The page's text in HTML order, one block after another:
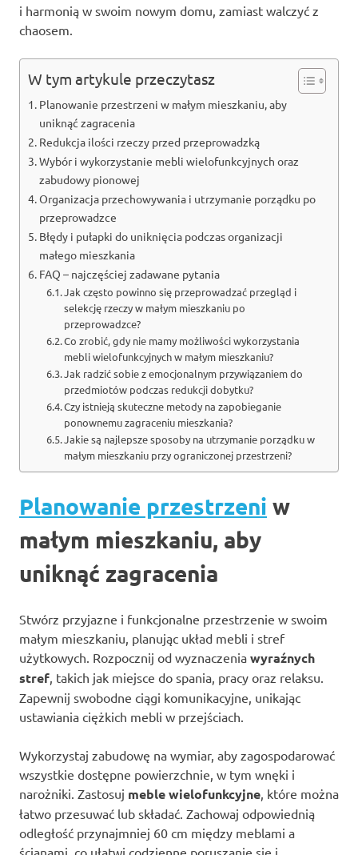
i harmonią w swoim nowym domu, zamiast walczyć z
chaosem.
W tym artykule przeczytasz
Planowanie przestrzeni w małym mieszkaniu, aby
uniknąć zagracenia
Redukcja ilości rzeczy przed przeprowadzką
Wybór i wykorzystanie mebli wielofunkcyjnych oraz
zabudowy pionowej
Organizacja przechowywania i utrzymanie porządku po
przeprowadzce
Błędy i pułapki do uniknięcia podczas organizacji
małego mieszkania
FAQ – najczęściej zadawane pytania
Jak często powinno się przeprowadzać przegląd i
selekcję rzeczy w małym mieszkaniu po
przeprowadzce?
Co zrobić, gdy nie mamy możliwości wykorzystania
mebli wielofunkcyjnych w małym mieszkaniu?
Jak radzić sobie z emocjonalnym przywiązaniem do
przedmiotów podczas redukcji dobytku?
Czy istnieją skuteczne metody na zapobieganie
ponownemu zagraceniu mieszkania?
Jakie są najlepsze sposoby na utrzymanie porządku w
małym mieszkaniu przy ograniczonej przestrzeni?
Planowanie przestrzeni w
małym mieszkaniu, aby
uniknąć zagracenia
Stwórz przyjazne i funkcjonalne przestrzenie w swoim
małym mieszkaniu, planując układ mebli i stref
użytkowych. Rozpocznij od wyznaczenia wyraźnych
stref , takich jak miejsce do spania, pracy oraz relaksu.
Zapewnij swobodne ciągi komunikacyjne, unikając
ustawiania ciężkich mebli w przejściach.
Wykorzystaj zabudowę na wymiar, aby zagospodarować
wszystkie dostępne powierzchnie, w tym wnęki i
narożniki. Zastosuj meble wielofunkcyjne , które można
łatwo przesuwać lub składać. Zachowaj odpowiednią
odległość przynajmniej 60 cm między meblami a
ścianami, co ułatwi codzienne poruszanie się i